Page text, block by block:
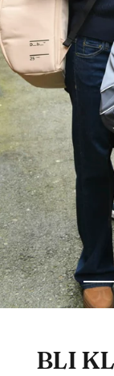
Gå
til
BLI